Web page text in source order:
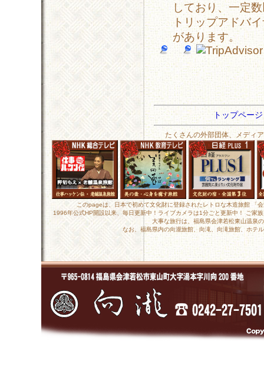
しており、一定
トリップアドバ
があります。
トップペー
たくさんの外部団体、メディ
このpageは、日本で初めて文化財に登録されたレトロな木造旅館
1996年公式HP開設以来、毎日更新中！ライブカメラは1分ごと更新中！ ご家
大事な旅行は、福島県会津若松東山温泉
なお、福島県内の向瀧旅館、向滝、向滝旅館、ホテ